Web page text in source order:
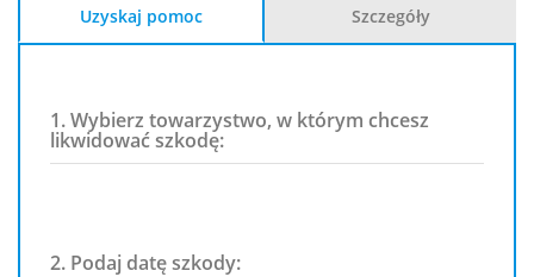
Uzyskaj pomoc Szczegóły
1. Wybierz towarzystwo, w którym chcesz
likwidować szkodę:
2. Podaj datę szkody: